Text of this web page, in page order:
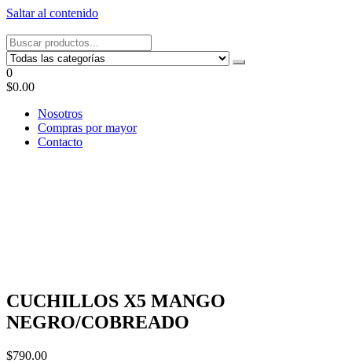
Saltar al contenido
Tel: 22087679 – Cel: 097 822122 – Joaquín Requena 2459
0
$0.00
Nosotros
Compras por mayor
Contacto
CUCHILLOS X5 MANGO
NEGRO/COBREADO
$790.00